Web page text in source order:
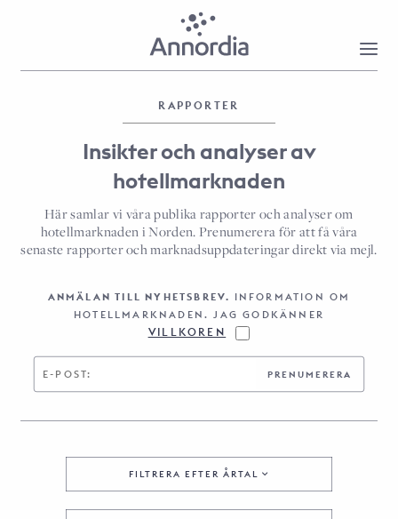
RAPPORTER
Insikter och analyser av
hotellmarknaden
Här samlar vi våra publika rapporter och analyser om
hotellmarknaden i Norden. Prenumerera för att få våra
senaste rapporter och marknadsuppdateringar direkt via mejl.
ANMÄLAN TILL NYHETSBREV. INFORMATION OM
HOTELLMARKNADEN. JAG GODKÄNNER
VILLKOREN
FILTRERA EFTER ÅRTAL